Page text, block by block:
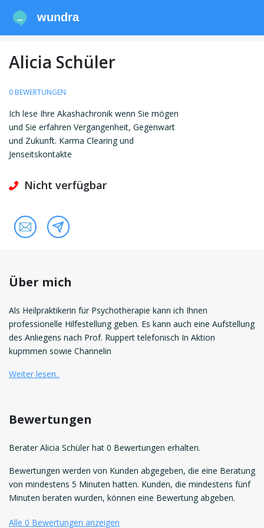
wundra
Alicia Schüler
0 BEWERTUNGEN
Ich lese Ihre Akashachronik wenn Sie mögen
und Sie erfahren Vergangenheit, Gegenwart
und Zukunft. Karma Clearing und
Jenseitskontakte
Nicht verfügbar
Über mich
Als Heilpraktikerin für Psychotherapie kann ich Ihnen
professionelle Hilfestellung geben. Es kann auch eine Aufstellung
des Anliegens nach Prof. Ruppert telefonisch In Aktion
kupmmen sowie Channelin
Weiter lesen..
Bewertungen
Berater Alicia Schüler hat 0 Bewertungen erhalten.
Bewertungen werden von Kunden abgegeben, die eine Beratung
von mindestens 5 Minuten hatten. Kunden, die mindestens fünf
Minuten beraten wurden, können eine Bewertung abgeben.
Alle 0 Bewertungen anzeigen